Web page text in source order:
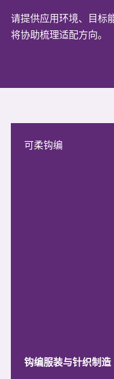
请提供应用环境、目标
将协助梳理适配方向。
可柔钩编
钩编服装与针织制造